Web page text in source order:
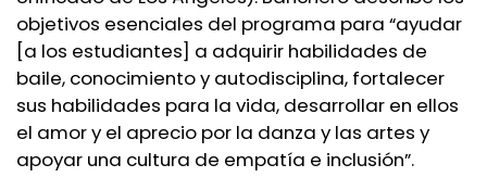
objetivos esenciales del programa para “ayudar
[a los estudiantes] a adquirir habilidades de
baile, conocimiento y autodisciplina, fortalecer
sus habilidades para la vida, desarrollar en ellos
el amor y el aprecio por la danza y las artes y
apoyar una cultura de empatía e inclusión”.